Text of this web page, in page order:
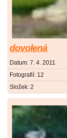
dovolená
Datum: 7. 4. 2011
Fotografií: 12
Složek: 2